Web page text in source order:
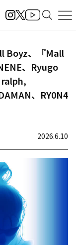
Boyz、『Mall
、Ryugo
、RY0N4
2026.6.10